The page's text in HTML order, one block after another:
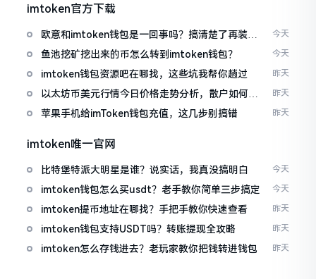
imtoken官方下载
欧意和imtoken钱包是一回事吗？搞清楚了再装钱
包
今天
鱼池挖矿挖出来的币怎么转到imtoken钱包？ 今天
imtoken钱包资源吧在哪找，这些坑我帮你趟过 昨天
以太坊币美元行情今日价格走势分析，散户如何避
免追涨杀跌被套牢
昨天
苹果手机给imToken钱包充值，这几步别搞错 昨天
imtoken唯一官网
比特堡特派大明星是谁？说实话，我真没搞明白 今天
imtoken钱包怎么买usdt？老手教你简单三步搞定 今天
imtoken提币地址在哪找？手把手教你快速查看 昨天
imtoken钱包支持USDT吗？转账提现全攻略 昨天
imtoken怎么存钱进去？老玩家教你把钱转进钱包 昨天